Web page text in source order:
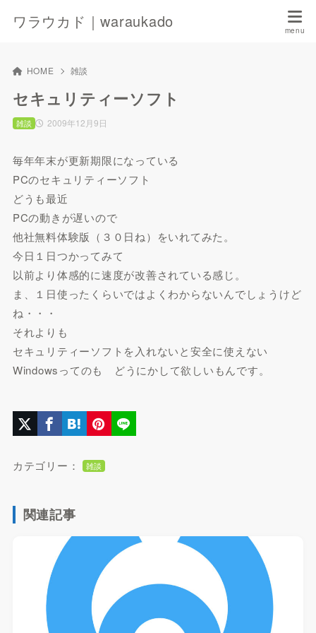
ワラウカド｜waraukado
HOME 雑談
セキュリティーソフト
2009年12月9日
雑談
毎年年末が更新期限になっている
PCのセキュリティーソフト
どうも最近
PCの動きが遅いので
他社無料体験版（３０日ね）をいれてみた。
今日１日つかってみて
以前より体感的に速度が改善されている感じ。
ま、１日使ったくらいではよくわからないんでしょうけど
ね・・・
それよりも
セキュリティーソフトを入れないと安全に使えない
Windowsってのも どうにかして欲しいもんです。
カテゴリー： 雑談
関連記事